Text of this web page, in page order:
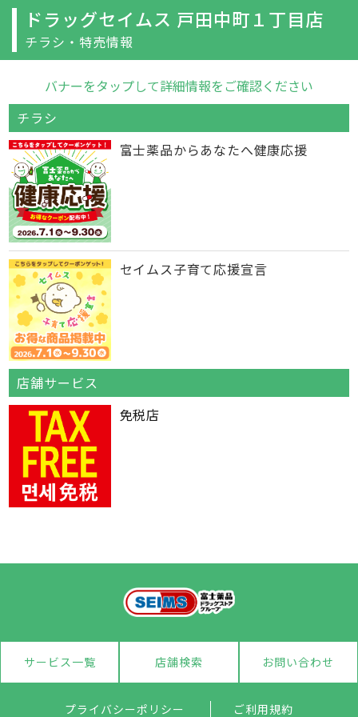
ドラッグセイムス 戸田中町１丁目店
チラシ・特売情報
バナーをタップして詳細情報をご確認ください
チラシ
富士薬品からあなたへ健康応援
セイムス子育て応援宣言
店舗サービス
免税店
サービス一覧 店舗検索 お問い合わせ
プライバシーポリシー ご利用規約